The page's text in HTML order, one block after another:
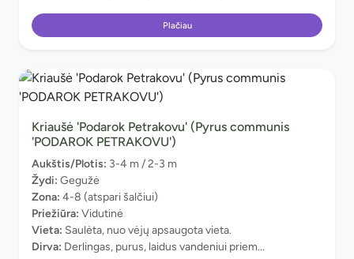
Plačiau
Kriaušė 'Podarok Petrakovu' (Pyrus communis
'PODAROK PETRAKOVU')
Aukštis/Plotis: 3-4 m / 2-3 m
Žydi: Gegužė
Zona: 4-8 (atspari šalčiui)
Priežiūra: Vidutinė
Vieta: Saulėta, nuo vėjų apsaugota vieta.
Dirva: Derlingas, purus, laidus vandeniui priem...